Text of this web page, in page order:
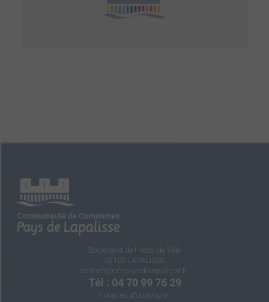
Boulevard de l'Hôtel de Ville
03120 LAPALISSE
contact@cc-paysdelapalisse.fr
Tél : 04 70 99 76 29
Horaires d'ouverture :